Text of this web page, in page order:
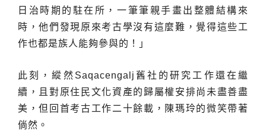
日治時期的駐在所，一筆筆親手畫出整體結構來
時，他們發現原來考古學沒有這麼難，覺得這些工
作也都是族人能夠參與的！」
此刻，縱然Saqacengalj舊社的研究工作還在繼
續，且對原住民文化資產的歸屬權安排尚未盡善盡
美，但回首考古工作二十餘載，陳瑪玲的微笑帶著
倘然。